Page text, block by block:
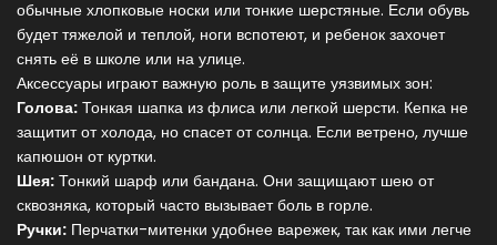
обычные хлопковые носки или тонкие шерстяные. Если обувь
будет тяжелой и теплой, ноги вспотеют, и ребенок захочет
снять её в школе или на улице.
Аксессуары играют важную роль в защите уязвимых зон:
Голова: Тонкая шапка из флиса или легкой шерсти. Кепка не
защитит от холода, но спасет от солнца. Если ветрено, лучше
капюшон от куртки.
Шея: Тонкий шарф или бандана. Они защищают шею от
сквозняка, который часто вызывает боль в горле.
Ручки: Перчатки-митенки удобнее варежек, так как ими легче